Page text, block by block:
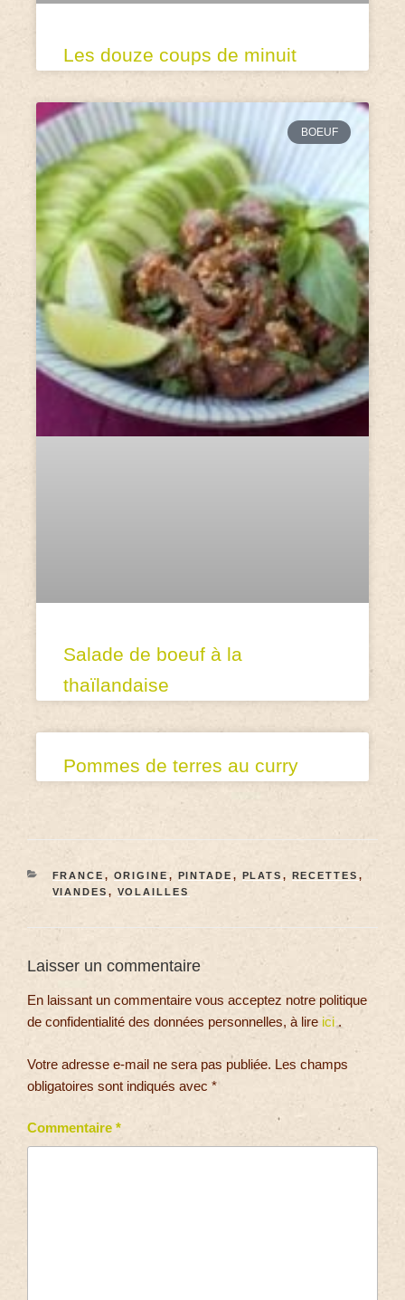
Les douze coups de minuit
BOEUF
Salade de boeuf à la
thaïlandaise
Pommes de terres au curry
FRANCE , ORIGINE , PINTADE , PLATS , RECETTES ,
VIANDES , VOLAILLES
Laisser un commentaire
En laissant un commentaire vous acceptez notre politique
de confidentialité des données personnelles, à lire ici .
Votre adresse e-mail ne sera pas publiée. Les champs
obligatoires sont indiqués avec *
Commentaire *